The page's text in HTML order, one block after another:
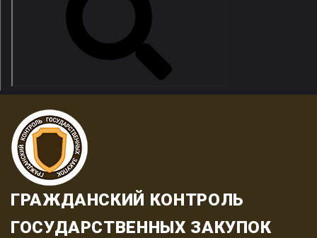
ГРАЖДАНСКИЙ КОНТРОЛЬ
ГОСУДАРСТВЕННЫХ ЗАКУПОК